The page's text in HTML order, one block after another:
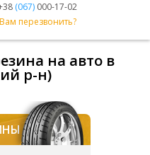
(067) 000-17-02
Вам перезвонить?
на авто в
р-н)